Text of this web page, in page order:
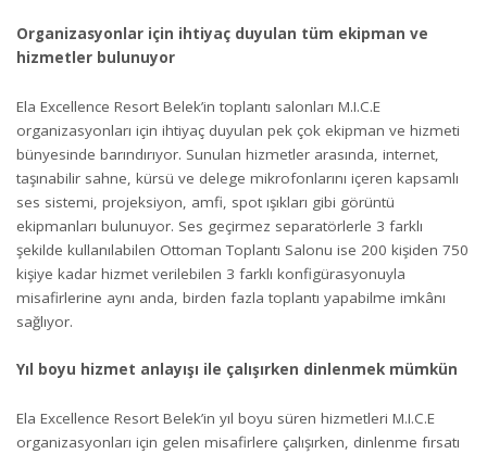
Organizasyonlar için ihtiyaç duyulan tüm ekipman ve
hizmetler bulunuyor
Ela Excellence Resort Belek’in toplantı salonları M.I.C.E
organizasyonları için ihtiyaç duyulan pek çok ekipman ve hizmeti
bünyesinde barındırıyor. Sunulan hizmetler arasında, internet,
taşınabilir sahne, kürsü ve delege mikrofonlarını içeren kapsamlı
ses sistemi, projeksiyon, amfi, spot ışıkları gibi görüntü
ekipmanları bulunuyor. Ses geçirmez separatörlerle 3 farklı
şekilde kullanılabilen Ottoman Toplantı Salonu ise 200 kişiden 750
kişiye kadar hizmet verilebilen 3 farklı konfigürasyonuyla
misafirlerine aynı anda, birden fazla toplantı yapabilme imkânı
sağlıyor.
Yıl boyu hizmet anlayışı ile çalışırken dinlenmek mümkün
Ela Excellence Resort Belek’in yıl boyu süren hizmetleri M.I.C.E
organizasyonları için gelen misafirlere çalışırken, dinlenme fırsatı